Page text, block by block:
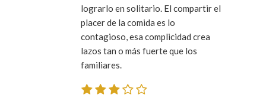
lograrlo en solitario. El compartir el
placer de la comida es lo
contagioso, esa complicidad crea
lazos tan o más fuerte que los
familiares.